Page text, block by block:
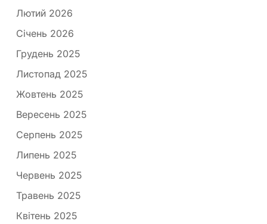
Лютий 2026
Січень 2026
Грудень 2025
Листопад 2025
Жовтень 2025
Вересень 2025
Серпень 2025
Липень 2025
Червень 2025
Травень 2025
Квітень 2025